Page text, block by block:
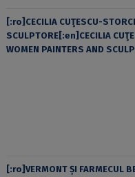
[:ro]CECILIA CUŢESCU-
SCULPTORE[:en]CECILIA
WOMEN PAINTERS AND
[:ro]VERMONT ȘI FARMECUL